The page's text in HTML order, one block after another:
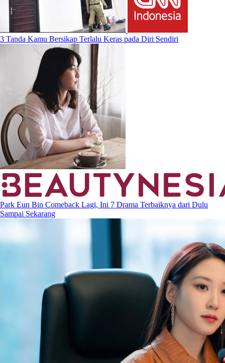
3 Tanda Kamu Bersikap Terlalu Keras pada Diri Sendiri
Park Eun Bin Comeback Lagi, Ini 7 Drama Terbaiknya dari Dulu
Sampai Sekarang